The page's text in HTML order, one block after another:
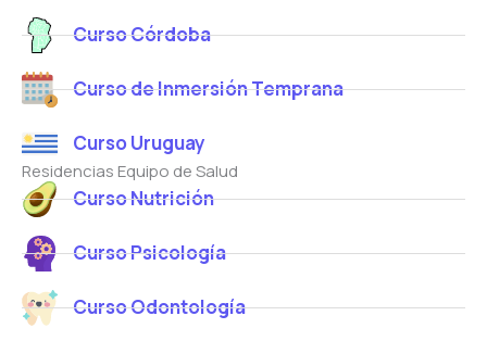
Curso Córdoba
Curso de Inmersión Temprana
Curso Uruguay
Residencias Equipo de Salud
Curso Nutrición
Curso Psicología
Curso Odontología